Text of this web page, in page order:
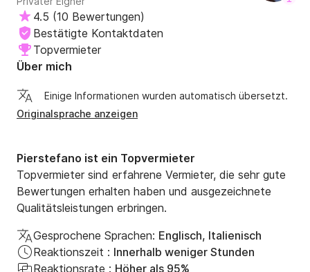
4.5 (10 Bewertungen)
Bestätigte Kontaktdaten
Topvermieter
Über mich
Einige Informationen wurden automatisch übersetzt.
Originalsprache anzeigen
Pierstefano ist ein Topvermieter
Topvermieter sind erfahrene Vermieter, die sehr gute
Bewertungen erhalten haben und ausgezeichnete
Qualitätsleistungen erbringen.
Gesprochene Sprachen: Englisch, Italienisch
Reaktionszeit : Innerhalb weniger Stunden
Reaktionsrate : Höher als 95%